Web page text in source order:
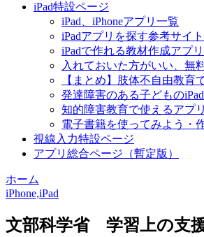
iPad特設ページ
iPad、iPhoneアプリ一覧
iPadアプリを探す参考サイト
iPadで作れる教材作成アプ
入れておいた方がいい、無
【まとめ】肢体不自由教育
発達障害のある子どもの
知的障害教育で使えるアプ
電子書籍を使ってみよう・
視線入力特設ページ
アプリ総合ページ（暫定版）
ホーム
iPhone,iPad
文部科学省 学習上の支